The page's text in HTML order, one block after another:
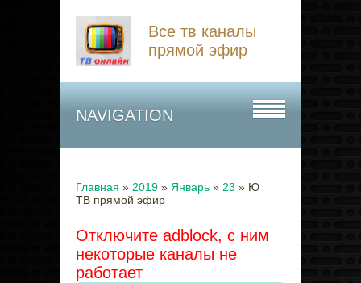
Все тв каналы
прямой эфир
NAVIGATION
Главная » 2019 » Январь » 23 » Ю
ТВ прямой эфир
Отключите adblock, с ним
некоторые каналы не
работает